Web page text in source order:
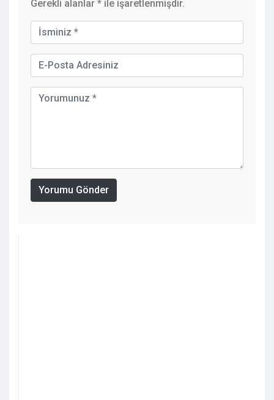
Gerekli alanlar * ile işaretlenmişdir.
Yorumu Gönder